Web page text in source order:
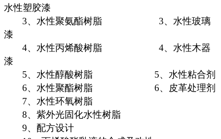
水性塑胶漆
3、 水性聚氨酯树脂 3、 水性玻璃
漆
4、 水性丙烯酸树脂 4、 水性木器
漆
5、 水性醇酸树脂 5、 水性粘合剂
6、 水性聚酯树脂 6、 皮革处理剂
7、 水性环氧树脂
8、紫外光固化水性树脂
9、配方设计